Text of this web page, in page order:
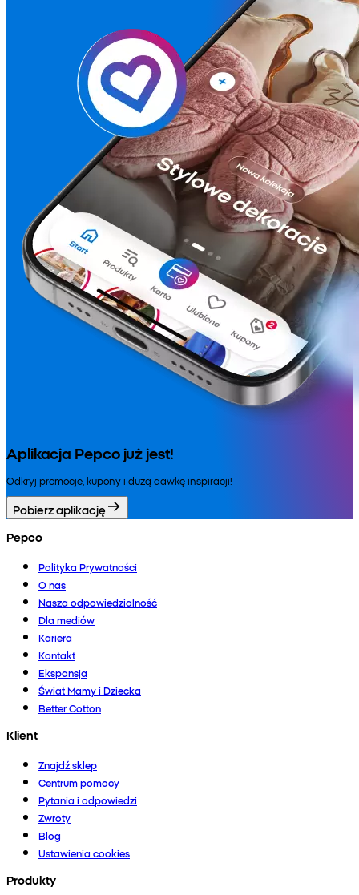
Aplikacja Pepco już jest!
Odkryj promocje, kupony i dużą dawkę inspiracji!
Pobierz aplikację
Pepco
Polityka Prywatności
O nas
Nasza odpowiedzialność
Dla mediów
Kariera
Kontakt
Ekspansja
Świat Mamy i Dziecka
Better Cotton
Klient
Znajdź sklep
Centrum pomocy
Pytania i odpowiedzi
Zwroty
Blog
Ustawienia cookies
Produkty